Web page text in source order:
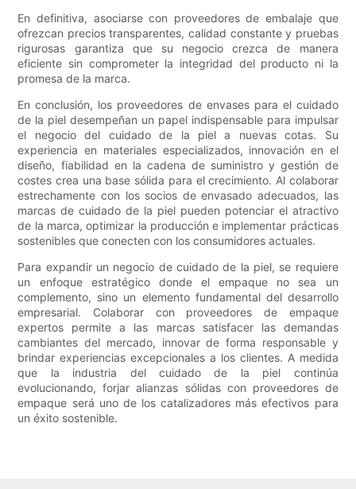
En definitiva, asociarse con proveedores de embalaje que
ofrezcan precios transparentes, calidad constante y pruebas
rigurosas garantiza que su negocio crezca de manera
eficiente sin comprometer la integridad del producto ni la
promesa de la marca.
En conclusión, los proveedores de envases para el cuidado
de la piel desempeñan un papel indispensable para impulsar
el negocio del cuidado de la piel a nuevas cotas. Su
experiencia en materiales especializados, innovación en el
diseño, fiabilidad en la cadena de suministro y gestión de
costes crea una base sólida para el crecimiento. Al colaborar
estrechamente con los socios de envasado adecuados, las
marcas de cuidado de la piel pueden potenciar el atractivo
de la marca, optimizar la producción e implementar prácticas
sostenibles que conecten con los consumidores actuales.
Para expandir un negocio de cuidado de la piel, se requiere
un enfoque estratégico donde el empaque no sea un
complemento, sino un elemento fundamental del desarrollo
empresarial. Colaborar con proveedores de empaque
expertos permite a las marcas satisfacer las demandas
cambiantes del mercado, innovar de forma responsable y
brindar experiencias excepcionales a los clientes. A medida
que la industria del cuidado de la piel continúa
evolucionando, forjar alianzas sólidas con proveedores de
empaque será uno de los catalizadores más efectivos para
un éxito sostenible.